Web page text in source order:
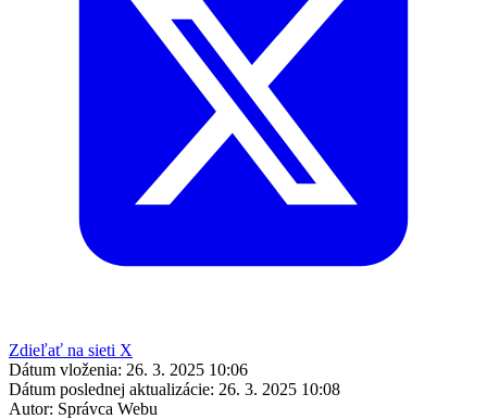
Zdieľať na sieti X
Dátum vloženia: 26. 3. 2025 10:06
Dátum poslednej aktualizácie: 26. 3. 2025 10:08
Autor: Správca Webu